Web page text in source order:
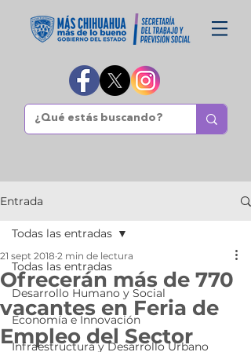
Entrada
Todas las entradas
Desarrollo Humano y Social
Economía e Innovación
Infraestructura y Desarrollo Urbano
Todas las entradas
Ofrecerán más de 770
vacantes en Feria de
Empleo del Sector
21 sept 2018 2 min de lectura